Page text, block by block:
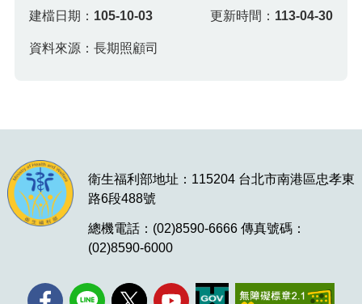
建檔日期： 105-10-03 更新時間： 113-04-30
資料來源：長期照顧司
衛生福利部地址：115204 台北市南港區忠孝東
路6段488號
總機電話：(02)8590-6666 傳真號碼：
(02)8590-6000